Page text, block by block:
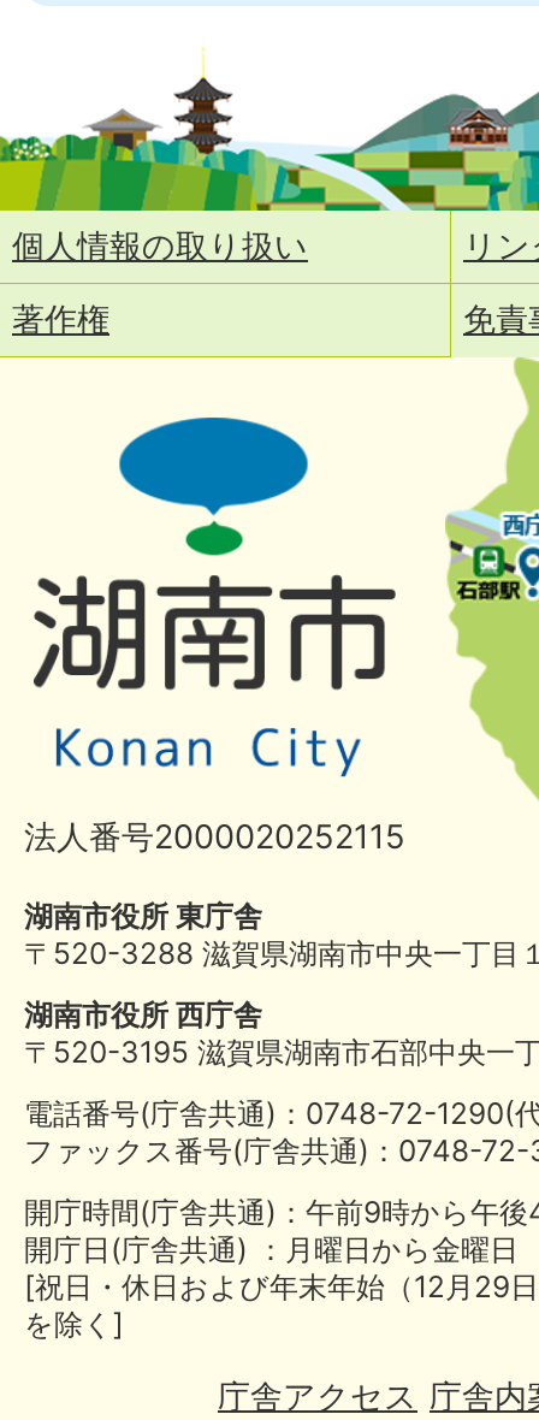
個人情報の取り扱い
リ
著作権
免責
法人番号2000020252115
湖南市役所 東庁舎
〒520-3288 滋賀県湖南市中央一丁目
湖南市役所 西庁舎
〒520-3195 滋賀県湖南市石部中央一
電話番号(庁舎共通)：0748-72-
ファックス番号(庁舎共通)：0748-
開庁時間(庁舎共通)：午前9時から午
開庁日(庁舎共通) ：月曜日から金曜日
[祝日・休日および年末年始（12月29
を除く]
庁舎アクセス 庁舎内